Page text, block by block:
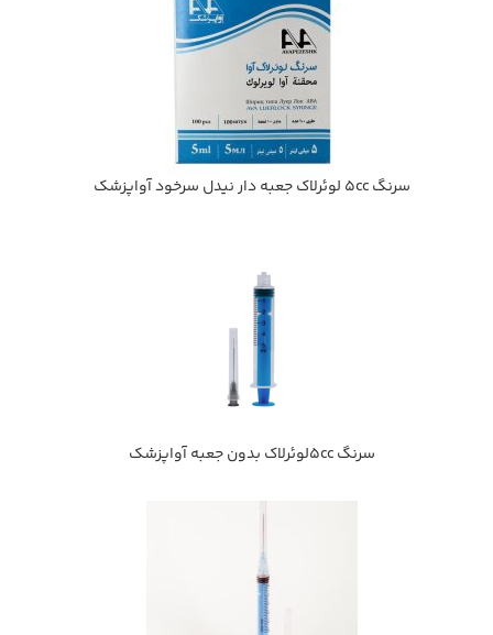
سرنگ 5cc لوئرلاک جعبه دار نیدل سرخود آواپزشک
سرنگ 5ccلوئرلاک بدون جعبه آواپزشک